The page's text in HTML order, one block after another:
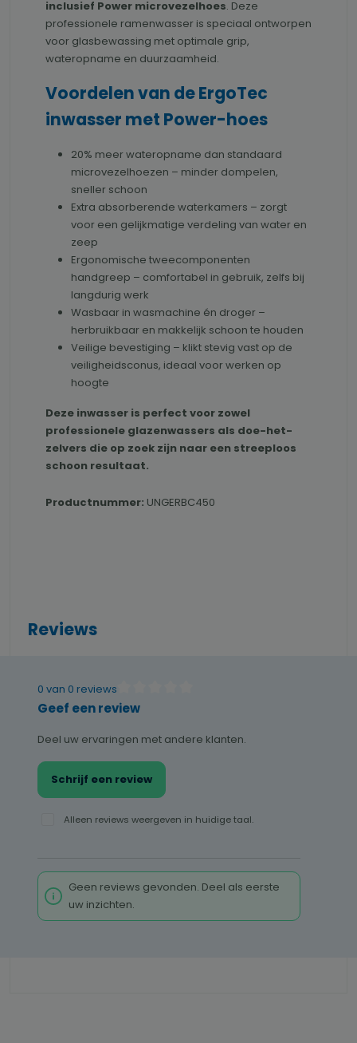
inclusief Power microvezelhoes. Deze
professionele ramenwasser is speciaal ontworpen
voor glasbewassing met optimale grip,
wateropname en duurzaamheid.
Voordelen van de ErgoTec
inwasser met Power-hoes
20% meer wateropname dan standaard
microvezelhoezen – minder dompelen,
sneller schoon
Extra absorberende waterkamers – zorgt
voor een gelijkmatige verdeling van water en
zeep
Ergonomische tweecomponenten
handgreep – comfortabel in gebruik, zelfs bij
langdurig werk
Wasbaar in wasmachine én droger –
herbruikbaar en makkelijk schoon te houden
Veilige bevestiging – klikt stevig vast op de
veiligheidsconus, ideaal voor werken op
hoogte
Deze inwasser is perfect voor zowel
professionele glazenwassers als doe-het-
zelvers die op zoek zijn naar een streeploos
schoon resultaat.
Productnummer: UNGERBC450
Reviews
0 van 0 reviews
Gemiddelde waardering van 0 van 5 sterren
Geef een review
Deel uw ervaringen met andere klanten.
Schrijf een review
Alleen reviews weergeven in huidige taal.
Geen reviews gevonden. Deel als eerste
uw inzichten.